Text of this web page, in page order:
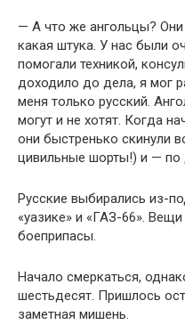
— А что же ангольцы?
какая штука. У нас были
помогали техникой,
доходило до дела, я мог
меня только русский.
могут и не хотят. Когда
они быстренько скинули
цивильные шорты!) и — по
Русские выбирались из-
«уазике» и «ГАЗ-66».
боеприпасы.
Начало смеркаться,
шестьдесят. Пришлось
заметная мишень.